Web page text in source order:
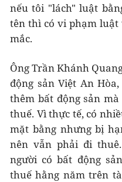
nếu tôi "lách" luật
tên thì có vi phạm luật
mắc.
Ông Trần Khánh
động sản Việt An
thêm bất động sản
thuế. Vì thực tế, có
mặt bằng nhưng bị
nên vẫn phải đi
người có bất động
thuế hằng năm trên